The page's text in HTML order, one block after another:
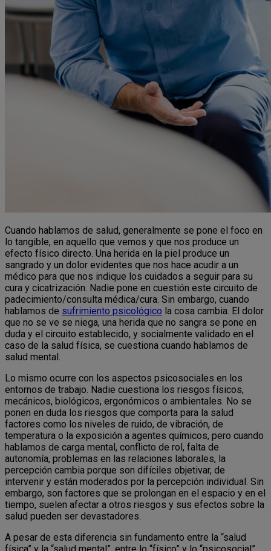
Cuando hablamos de salud, generalmente se pone el foco en
lo tangible, en aquello que vemos y que nos produce un
efecto físico directo. Una herida en la piel produce un
sangrado y un dolor evidentes que nos hace acudir a un
médico para que nos indique los cuidados a seguir para su
cura y cicatrización. Nadie pone en cuestión este circuito de
padecimiento/consulta médica/cura. Sin embargo, cuando
hablamos de sufrimiento psicológico la cosa cambia. El dolor
que no se ve se niega, una herida que no sangra se pone en
duda y el circuito establecido, y socialmente validado en el
caso de la salud física, se cuestiona cuando hablamos de
salud mental.
Lo mismo ocurre con los aspectos psicosociales en los
entornos de trabajo. Nadie cuestiona los riesgos físicos,
mecánicos, biológicos, ergonómicos o ambientales. No se
ponen en duda los riesgos que comporta para la salud
factores como los niveles de ruido, de vibración, de
temperatura o la exposición a agentes químicos, pero cuando
hablamos de carga mental, conflicto de rol, falta de
autonomía, problemas en las relaciones laborales, la
percepción cambia porque son difíciles objetivar, de
intervenir y están moderados por la percepción individual. Sin
embargo, son factores que se prolongan en el espacio y en el
tiempo, suelen afectar a otros riesgos y sus efectos sobre la
salud pueden ser devastadores.
A pesar de esta diferencia sin fundamento entre la “salud